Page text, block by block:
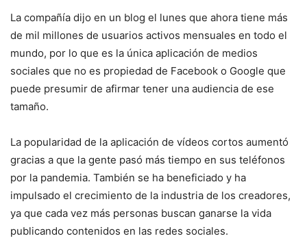
La compañía dijo en un blog el lunes que ahora tiene más
de mil millones de usuarios activos mensuales en todo el
mundo, por lo que es la única aplicación de medios
sociales que no es propiedad de Facebook o Google que
puede presumir de afirmar tener una audiencia de ese
tamaño.
La popularidad de la aplicación de vídeos cortos aumentó
gracias a que la gente pasó más tiempo en sus teléfonos
por la pandemia. También se ha beneficiado y ha
impulsado el crecimiento de la industria de los creadores,
ya que cada vez más personas buscan ganarse la vida
publicando contenidos en las redes sociales.